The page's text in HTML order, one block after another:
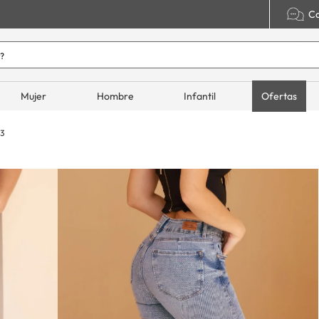
hoy?
Mujer Hombre Infantil Ofertas